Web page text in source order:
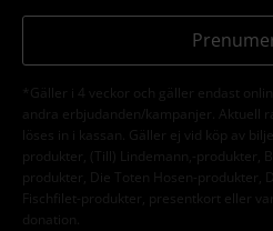
*Gäller i 4 veckor och gäller endast
andra erbjudanden/kampanjer. Aktuell
löses in i kassan. Gäller ej vid köp av
produkter, (Till) Lindemann,-produkter,
produkter, Die Toten Hosen-produkter,
Fischfilet-produkter, presentkort eller
donation.